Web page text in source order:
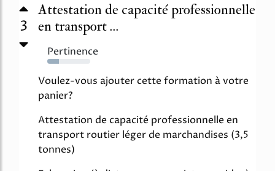
3
Attestation de capacité professionnelle
en transport ...
Pertinence
27%
Voulez-vous ajouter cette formation à votre
panier?
Attestation de capacité professionnelle en
transport routier léger de marchandises (3,5
tonnes)